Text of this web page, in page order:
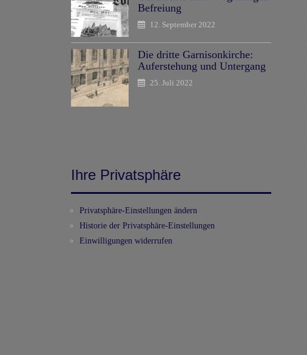
Befreiung
12. September 2022
Die dritte Garnisonkirche:
Auferstehung und Untergang
25. Juli 2022
Ihre Privatsphäre
Privatsphäre-Einstellungen ändern
Historie der Privatsphäre-Einstellungen
Einwilligungen widerrufen